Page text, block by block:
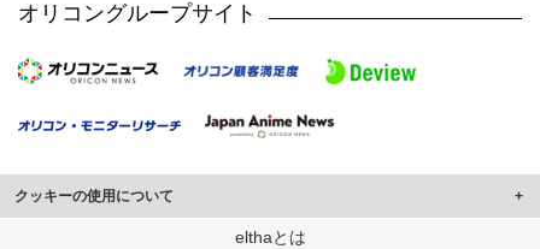
オリコングループサイト
クッキーの使用について
このサイトでは Cookie を使用して、ユーザーに合わせたコンテンツや広告の
elthaとは